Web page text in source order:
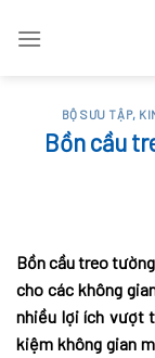
BỘ SƯU TẬP,
Bồn cầu
Bồn cầu treo
cho các không
nhiều lợi ích vượt
kiệm không gian